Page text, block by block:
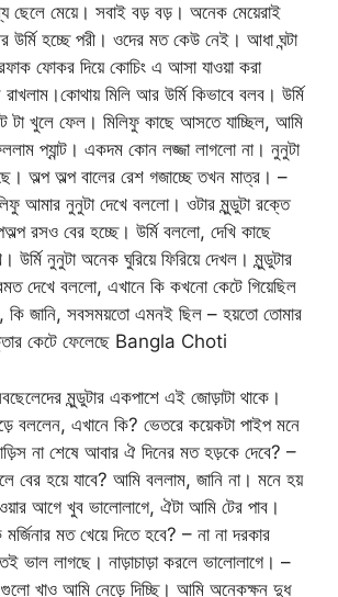
ছেলে মেয়ে। সবাই বড় বড়। অনেক মেয়েরাই
উর্মি হচ্ছে পরী। ওদের মত কেউ নেই। আধা ঘন্টা
ফোকর দিয়ে কোচিং এ আসা যাওয়া করা
রাখলাম।কোথায় মিলি আর উর্মি কিভাবে বলব। উর্মি
টা খুলে ফেল। মিলিফু কাছে আসতে যাচ্ছিল, আমি
প্যান্ট। একদম কোন লজ্জা লাগলো না। নুনুটা
অল্প অল্প বালের রেশ গজাচ্ছে তখন মাত্র। –
আমার নুনুটা দেখে বললো। ওটার মুন্ডুটা রক্তে
রসও বের হচ্ছে। উর্মি বললো, দেখি কাছে
উর্মি নুনুটা অনেক ঘুরিয়ে ফিরিয়ে দেখল। মুন্ডুটার
দেখে বললো, এখানে কি কখনো কেটে গিয়েছিল
কি জানি, সবসময়তো এমনই ছিল – হয়তো তোমার
কেটে ফেলেছে Bangla Choti
মুন্ডুটার একপাশে এই জোড়াটা থাকে।
বললেন, এখানে কি? ভেতরে কয়েকটা পাইপ মনে
না শেষে আবার ঐ দিনের মত হড়কে দেবে? –
বের হয়ে যাবে? আমি বললাম, জানি না। মনে হয়
আগে খুব ভালোলাগে, ঐটা আমি টের পাব।
মত খেয়ে দিতে হবে? – না না দরকার
ভাল লাগছে। নাড়াচাড়া করলে ভালোলাগে। –
খাও আমি নেড়ে দিচ্ছি। আমি অনেকক্ষন দুধ